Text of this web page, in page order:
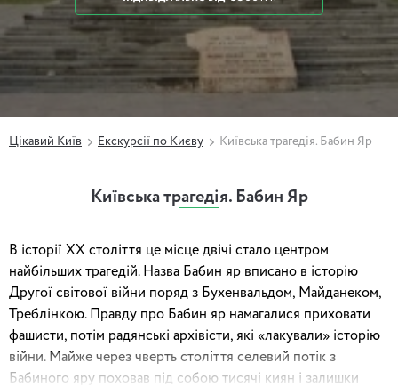
Цікавий Київ Екскурсії по Києву Київська трагедія. Бабин Яр
Київська трагедія. Бабин Яр
В історії ХХ століття це місце двічі стало центром
найбільших трагедій. Назва Бабин яр вписано в історію
Другої світової війни поряд з Бухенвальдом, Майданеком,
Треблінкою. Правду про Бабин яр намагалися приховати
фашисти, потім радянські архівісти, які «лакували» історію
війни. Майже через чверть століття селевий потік з
Бабиного яру поховав під собою тисячі киян і залишки